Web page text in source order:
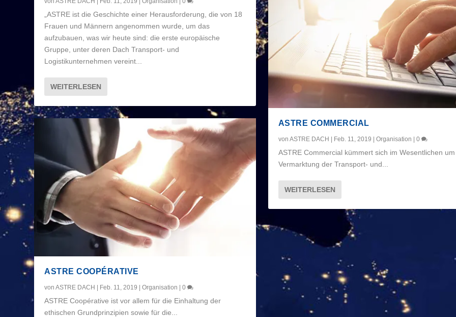
„ASTRE ist die Geschichte einer Herausforderung, die von 18
Frauen und Männern angenommen wurde, um das
aufzubauen, was wir heute sind: die erste europäische
Gruppe, unter deren Dach Transport- und
Logistikunternehmen vereint...
WEITERLESEN
ASTRE COOPÉRATIVE
vonASTRE DACH | Feb. 11, 2019 |Organisation |0
ASTRE Coopérative ist vor allem für die Einhaltung der
ethischen Grundprinzipien sowie für die...
ASTRE COMMERCIAL
von ASTRE DACH | Feb. 11, 2019 | Organisation | 0
ASTRE Commercial kümmert sich im Wesentlichen
Vermarktung der Transport- und...
WEITERLESEN